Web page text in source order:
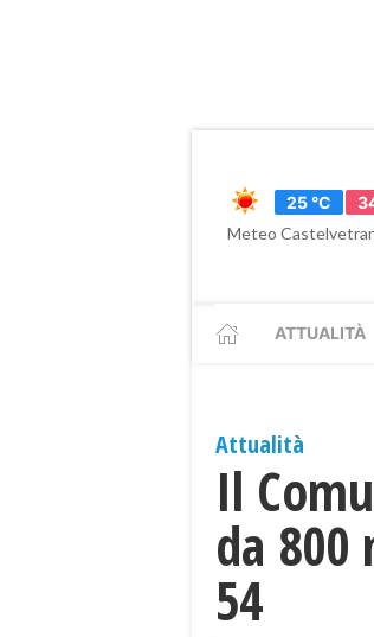
25 °C
Meteo
ATTUALITÀ
Attualità
Il
da 800
54